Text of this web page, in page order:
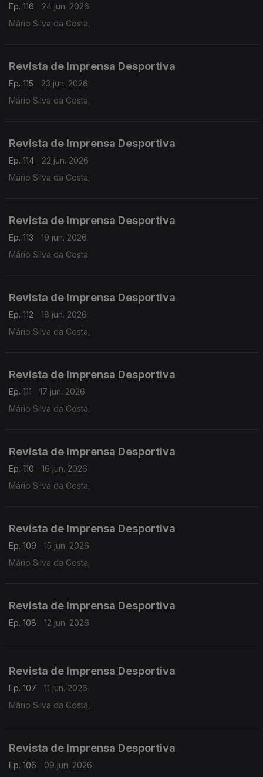
Ep. 116
24 jun. 2026
Mário Silva da Costa,
Revista de Imprensa Desportiva
Ep. 115
23 jun. 2026
Mário Silva da Costa,
Revista de Imprensa Desportiva
Ep. 114
22 jun. 2026
Mário Silva da Costa,
Revista de Imprensa Desportiva
Ep. 113
19 jun. 2026
Mário Silva da Costa
Revista de Imprensa Desportiva
Ep. 112
18 jun. 2026
Mário Silva da Costa,
Revista de Imprensa Desportiva
Ep. 111
17 jun. 2026
Mário Silva da Costa,
Revista de Imprensa Desportiva
Ep. 110
16 jun. 2026
Mário Silva da Costa,
Revista de Imprensa Desportiva
Ep. 109
15 jun. 2026
Mário Silva da Costa,
Revista de Imprensa Desportiva
Ep. 108 12 jun. 2026
Revista de Imprensa Desportiva
Ep. 107
11 jun. 2026
Mário Silva da Costa,
Revista de Imprensa Desportiva
Ep. 106 09 jun. 2026